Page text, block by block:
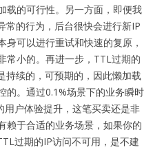
载的可行性。另一方面，即便我
常的行为，后台很快会进行新IP
可以进行重试和快速的复原，
常小的。再进一步，TTL过期的
持续的，可预期的，因此懒加载
的。通过0.1%场景下的业务瞬时
户体验提升，这笔买卖还是非
赖于合适的业务场景，如果你的
过期的IP访问不可用，是不建